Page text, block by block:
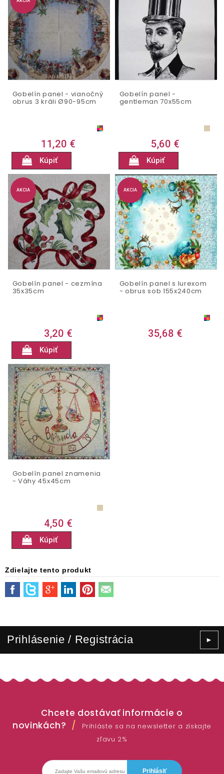
Gobelín panel - vianočný
obrus 3 králi Ø90-95cm
11,20 €
Kúpiť
Gobelín panel -
gentleman 70x55cm
5,60 €
Kúpiť
AKCIA
Gobelín panel - cezmína
35x35cm
3,20 €
Kúpiť
AKCIA
Gobelín panel s lurexom
- obrus sob 155x240cm
35,68 €
Gobelín panel znamenia
- Váhy 45x45cm
4,50 €
Kúpiť
Zdielajte tento produkt
Prihlásenie / Registrácia ►
Chcete dostávať informácie o
novinkách?
Prihláste sa na newsletter a získajte
zľavu 2%